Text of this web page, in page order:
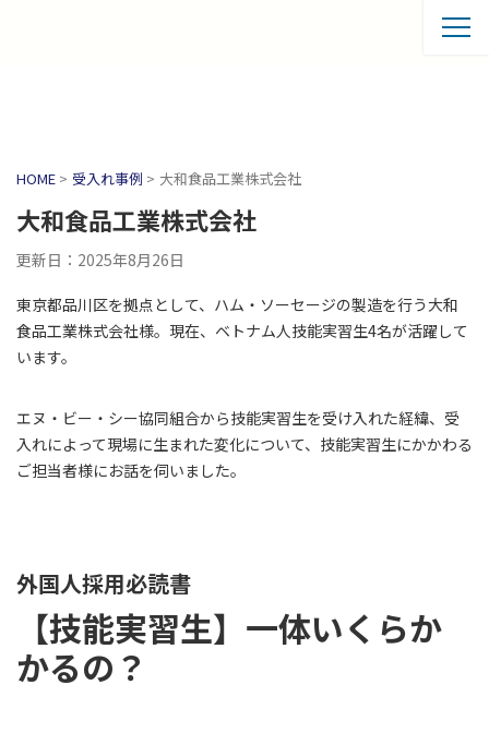
HOME > 受入れ事例 > 大和食品工業株式会社
大和食品工業株式会社
更新日：2025年8月26日
東京都品川区を拠点として、ハム・ソーセージの製造を行う大和
食品工業株式会社様。現在、ベトナム人技能実習生4名が活躍して
います。
エヌ・ビー・シー協同組合から技能実習生を受け入れた経緯、受
入れによって現場に生まれた変化について、技能実習生にかかわる
ご担当者様にお話を伺いました。
外国人採用必読書
【技能実習生】一体いくらか
かるの？